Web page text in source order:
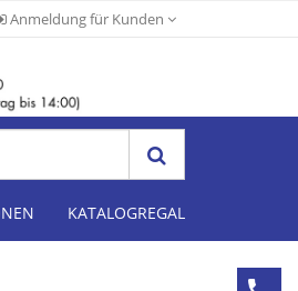
Anmeldung für Kunden
KATALOGREGAL